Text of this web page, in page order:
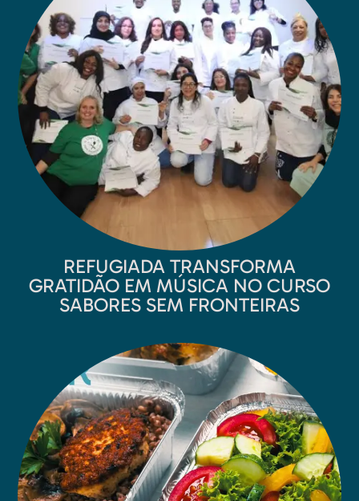
REFUGIADA TRANSFORMA
GRATIDÃO EM MÚSICA NO CURSO
SABORES SEM FRONTEIRAS